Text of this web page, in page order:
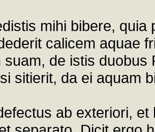
mihi bibere,
calicem aquae
suam, de istis duobus
sitierit, da ei aquam
ab exteriori,